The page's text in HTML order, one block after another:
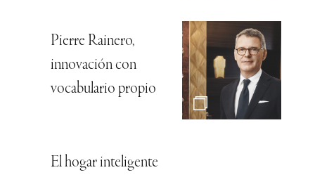
Pierre Rainero,
innovación con
vocabulario propio
El hogar inteligente